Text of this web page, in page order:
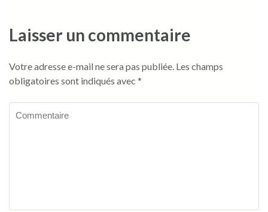
Laisser un commentaire
Votre adresse e-mail ne sera pas publiée. Les champs
obligatoires sont indiqués avec *